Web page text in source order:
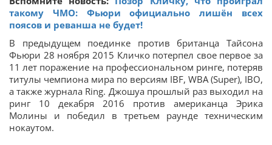
такому ЧМО: Фьюри официально лишён всех
поясов и реванша не будет!
В предыдущем поединке против британца Тайсона
Фьюри 28 ноября 2015 Кличко потерпел свое первое за
11 лет поражение на профессиональном ринге, потеряв
титулы чемпиона мира по версиям IBF, WBA (Super), IBO,
а также журнала Ring. Джошуа прошлый раз выходил на
ринг 10 декабря 2016 против американца Эрика
Молины и победил в третьем раунде техническим
нокаутом.